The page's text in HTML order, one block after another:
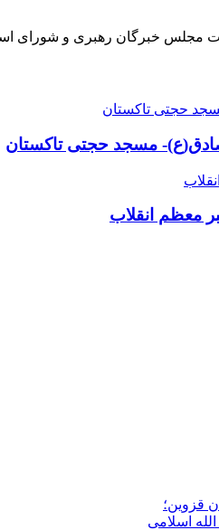
مجلس خبرگان رهبری و
مسجد حجتی تاکستان
معظم‌ انقلاب
قزوین؛
اسلامی